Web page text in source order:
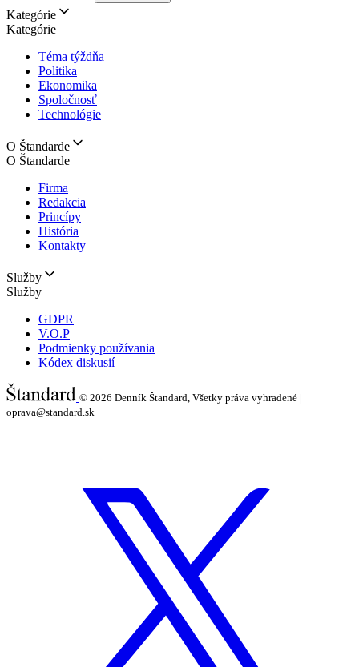
Kategórie
Kategórie
Téma týždňa
Politika
Ekonomika
Spoločnosť
Technológie
O Štandarde
O Štandarde
Firma
Redakcia
Princípy
História
Kontakty
Služby
Služby
GDPR
V.O.P
Podmienky používania
Kódex diskusií
© 2026 Denník Štandard, Všetky práva vyhradené |
oprava@standard.sk